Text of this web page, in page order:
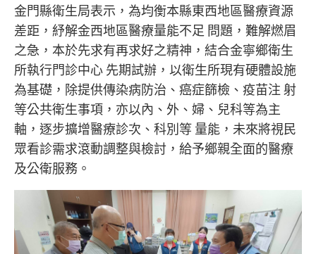
金門縣衛生局表示，為均衡本縣東西地區醫療資源
差距，紓解金西地區醫療量能不足 問題，難解燃眉
之急，本於先求有再求好之精神，結合金寧鄉衛生
所執行門診中心 先期試辦，以衛生所現有硬體設施
為基礎，除提供傳染病防治、癌症篩檢、疫苗注 射
等公共衛生事項，亦以內、外、婦、兒科等為主
軸，逐步擴增醫療診次、科別等 量能，未來將視民
眾看診需求滾動調整與檢討，給予鄉親全面的醫療
及公衛服務。